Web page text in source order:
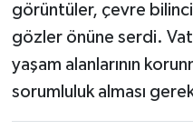
görüntüler, çevre
gözler önüne serdi.
yaşam alanlarının
sorumluluk alması